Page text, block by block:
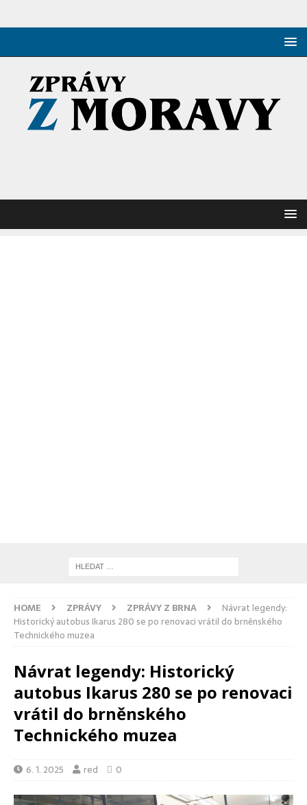
HOME ZPRÁVY ZPRÁVY Z BRNA
Návrat legendy:
Historický autobus Ikarus 280 se po renovaci vrátil do brněnského
Technického muzea
Návrat legendy: Historický
autobus Ikarus 280 se po renovaci
vrátil do brněnského
Technického muzea
6. 1. 2025 red 0